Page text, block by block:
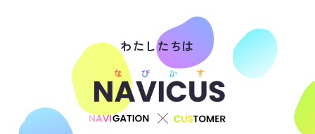
わたしたちは